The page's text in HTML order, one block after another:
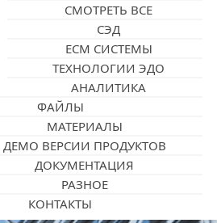
СМОТРЕТЬ ВСЕ
СЭД
ECM СИСТЕМЫ
ТЕХНОЛОГИИ ЭДО
АНАЛИТИКА
ФАЙЛЫ
МАТЕРИАЛЫ
ДЕМО ВЕРСИИ ПРОДУКТОВ
ДОКУМЕНТАЦИЯ
РАЗНОЕ
КОНТАКТЫ